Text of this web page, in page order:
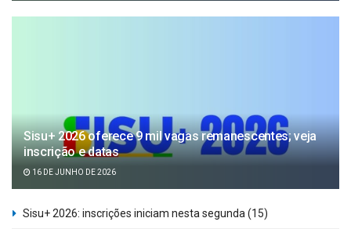
Sisu+ 2026 oferece 9 mil vagas remanescentes; veja
inscrição e datas
16 DE JUNHO DE 2026
Sisu+ 2026: inscrições iniciam nesta segunda (15)